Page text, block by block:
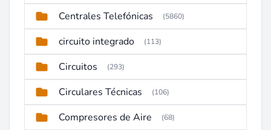
Centrales Telefónicas (5860)
circuito integrado (113)
Circuitos (293)
Circulares Técnicas (106)
Compresores de Aire (68)